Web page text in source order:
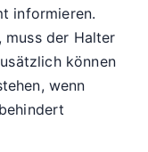
informieren.
muss der Halter
können
wenn